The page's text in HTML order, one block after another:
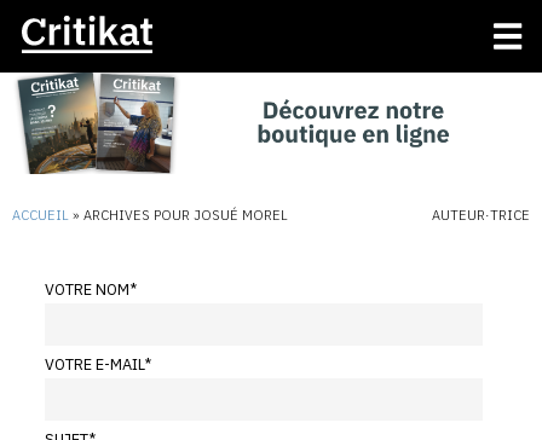
ACCUEIL » ARCHIVES POUR JOSUÉ MOREL AUTEUR·TRICE
VOTRE NOM*
VOTRE E-MAIL*